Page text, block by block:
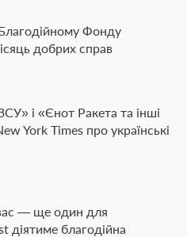
Фонду
добрих справ
і «Єнот Ракета та інші
York Times про українські
— ще один для
діятиме благодійна